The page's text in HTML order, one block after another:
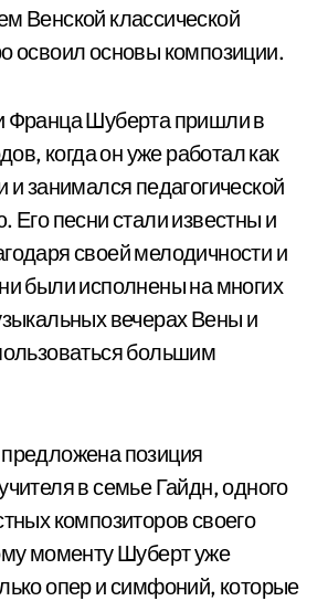
Венской классической
освоил основы композиции.
Франца Шуберта пришли в
когда он уже работал как
и занимался педагогической
Его песни стали известны и
своей мелодичности и
были исполнены на многих
вечерах Вены и
большим
позиция
в семье Гайдн, одного
композиторов своего
моменту Шуберт уже
опер и симфоний, которые